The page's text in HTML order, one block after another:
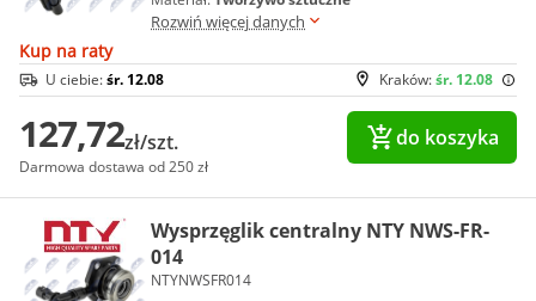
Rozwiń więcej danych
Kup na raty
Kraków:śr. 12.08
U ciebie:śr. 12.08
127,72zł/szt.
Darmowa dostawa od 250 zł
do koszyka
Wysprzęglik centralny NTY NWS-FR-
014
NTYNWSFR014